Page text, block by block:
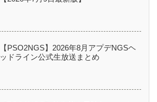
【PSO2NGS】2026年8月アプデNGSヘ
ッドライン公式生放送まとめ